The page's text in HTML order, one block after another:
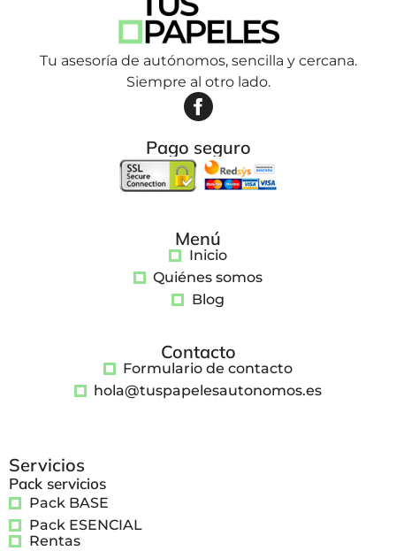
Tu asesoría de autónomos, sencilla y cercana.
Siempre al otro lado.
Pago seguro
Menú
Inicio
Quiénes somos
Blog
Contacto
Formulario de contacto
hola@tuspapelesautonomos.es
Servicios
Pack servicios
Pack BASE
Pack ESENCIAL
Rentas